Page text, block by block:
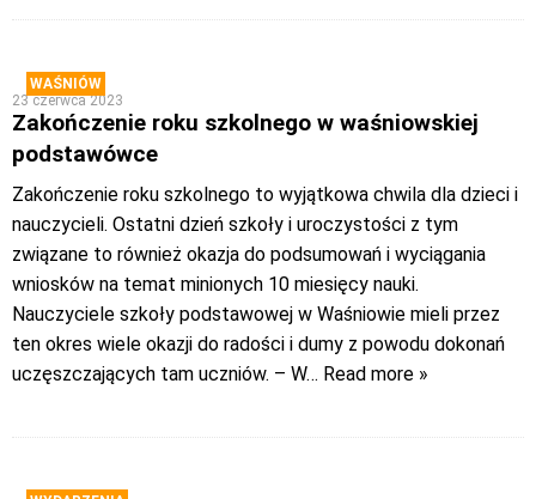
WAŚNIÓW
23 czerwca 2023
Zakończenie roku szkolnego w waśniowskiej
podstawówce
Zakończenie roku szkolnego to wyjątkowa chwila dla dzieci i
nauczycieli. Ostatni dzień szkoły i uroczystości z tym
związane to również okazja do podsumowań i wyciągania
wniosków na temat minionych 10 miesięcy nauki.
Nauczyciele szkoły podstawowej w Waśniowie mieli przez
ten okres wiele okazji do radości i dumy z powodu dokonań
uczęszczających tam uczniów. – W… Read more »